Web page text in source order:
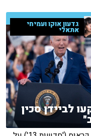
גדעון אוקו ועמיחי
אתאלי
לביידן סכין